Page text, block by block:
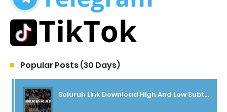
Popular Posts (30 Days)
Seluruh Link Download High And Low Subtitle Indonesia